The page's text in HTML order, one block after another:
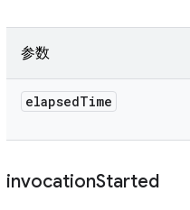
参数
elapsedTime
invocationStarted